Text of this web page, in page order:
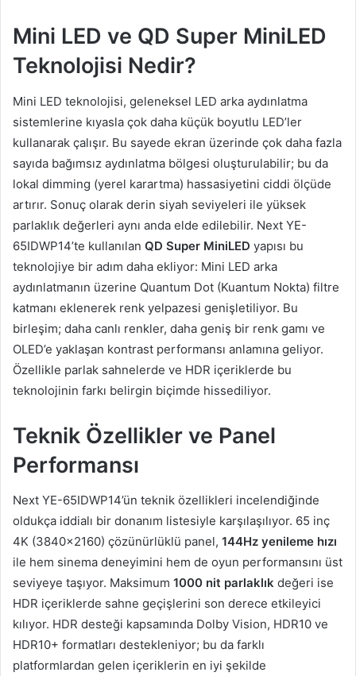
Mini LED ve QD Super MiniLED
Teknolojisi Nedir?
Mini LED teknolojisi, geleneksel LED arka aydınlatma
sistemlerine kıyasla çok daha küçük boyutlu LED’ler
kullanarak çalışır. Bu sayede ekran üzerinde çok daha fazla
sayıda bağımsız aydınlatma bölgesi oluşturulabilir; bu da
lokal dimming (yerel karartma) hassasiyetini ciddi ölçüde
artırır. Sonuç olarak derin siyah seviyeleri ile yüksek
parlaklık değerleri aynı anda elde edilebilir. Next YE-
65IDWP14’te kullanılan QD Super MiniLED yapısı bu
teknolojiye bir adım daha ekliyor: Mini LED arka
aydınlatmanın üzerine Quantum Dot (Kuantum Nokta) filtre
katmanı eklenerek renk yelpazesi genişletiliyor. Bu
birleşim; daha canlı renkler, daha geniş bir renk gamı ve
OLED’e yaklaşan kontrast performansı anlamına geliyor.
Özellikle parlak sahnelerde ve HDR içeriklerde bu
teknolojinin farkı belirgin biçimde hissediliyor.
Teknik Özellikler ve Panel
Performansı
Next YE-65IDWP14’ün teknik özellikleri incelendiğinde
oldukça iddialı bir donanım listesiyle karşılaşılıyor. 65 inç
4K (3840×2160) çözünürlüklü panel, 144Hz yenileme hızı
ile hem sinema deneyimini hem de oyun performansını üst
seviyeye taşıyor. Maksimum 1000 nit parlaklık değeri ise
HDR içeriklerde sahne geçişlerini son derece etkileyici
kılıyor. HDR desteği kapsamında Dolby Vision, HDR10 ve
HDR10+ formatları destekleniyor; bu da farklı
platformlardan gelen içeriklerin en iyi şekilde